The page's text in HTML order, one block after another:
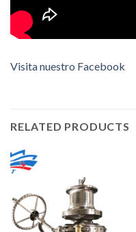
Visita nuestro Facebook
RELATED PRODUCTS